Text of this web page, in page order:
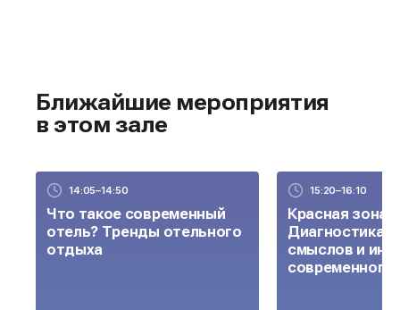
Ближайшие мероприятия
в этом зале
14:05–14:50
Что такое современный
отель? Тренды отельного
отдыха
15:20–16:10
Красная зона
Диагностика
смыслов и
современного